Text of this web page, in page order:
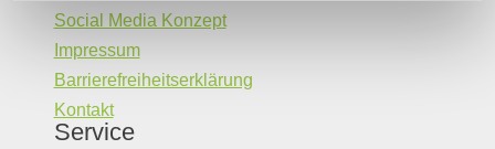
Social Media Konzept
Impressum
Barrierefreiheitserklärung
Kontakt
Service